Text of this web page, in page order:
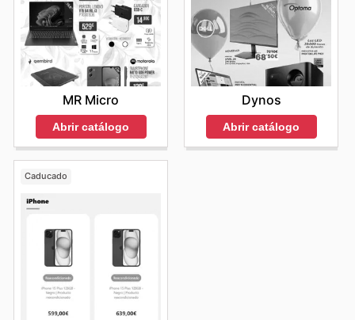
MR Micro
Abrir catálogo
Dynos
Abrir catálogo
Caducado